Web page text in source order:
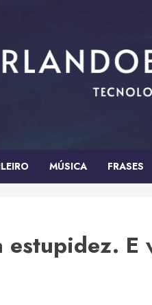
MÚSICA FRASES
E